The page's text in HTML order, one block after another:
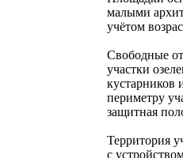
малыми
учётом
Свободные
участки
кустарников
периметру
защитная
Территория
с